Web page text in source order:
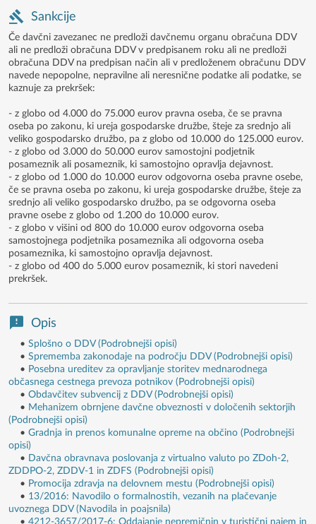
Sankcije
Če davčni zavezanec ne predloži davčnemu organu obračuna DDV
ali ne predloži obračuna DDV v predpisanem roku ali ne predloži
obračuna DDV na predpisan način ali v predloženem obračunu DDV
navede nepopolne, nepravilne ali neresnične podatke ali podatke, se
kaznuje za prekršek:
- z globo od 4.000 do 75.000 eurov pravna oseba, če se pravna
oseba po zakonu, ki ureja gospodarske družbe, šteje za srednjo ali
veliko gospodarsko družbo, pa z globo od 10.000 do 125.000 eurov.
- z globo od 3.000 do 50.000 eurov samostojni podjetnik
posameznik ali posameznik, ki samostojno opravlja dejavnost.
- z globo od 1.000 do 10.000 eurov odgovorna oseba pravne osebe,
če se pravna oseba po zakonu, ki ureja gospodarske družbe, šteje za
srednjo ali veliko gospodarsko družbo, pa se odgovorna oseba
pravne osebe z globo od 1.200 do 10.000 eurov.
- z globo v višini od 800 do 10.000 eurov odgovorna oseba
samostojnega podjetnika posameznika ali odgovorna oseba
posameznika, ki samostojno opravlja dejavnost.
- z globo od 400 do 5.000 eurov posameznik, ki stori navedeni
prekršek.
Opis
• Splošno o DDV (Podrobnejši opisi)
• Sprememba zakonodaje na področju DDV (Podrobnejši opisi)
• Posebna ureditev za opravljanje storitev mednarodnega
občasnega cestnega prevoza potnikov (Podrobnejši opisi)
• Obdavčitev subvencij z DDV (Podrobnejši opisi)
• Mehanizem obrnjene davčne obveznosti v določenih sektorjih
(Podrobnejši opisi)
• Gradnja in prenos komunalne opreme na občino (Podrobnejši
opisi)
• Davčna obravnava poslovanja z virtualno valuto po ZDoh-2,
ZDDPO-2, ZDDV-1 in ZDFS (Podrobnejši opisi)
• Promocija zdravja na delovnem mestu (Podrobnejši opisi)
• 13/2016: Navodilo o formalnostih, vezanih na plačevanje
uvoznega DDV (Navodila in poajsnila)
• 4212-3657/2017-6: Oddajanje nepremičnin v turistični najem in